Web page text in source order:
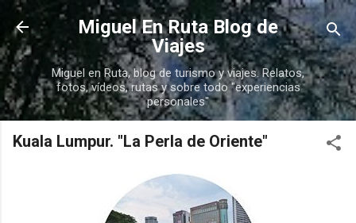
Ir al contenido principal
Miguel En Ruta Blog de
Viajes
Miguel en Ruta, blog de turismo y viajes. Relatos,
fotos, vídeos, rutas y sobre todo "experiencias
personales"
Kuala Lumpur. "La Perla de Oriente"